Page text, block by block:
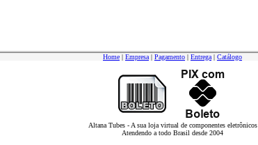
Home | Empresa | Pagamento | Entrega | Catálogo
Altana Tubes - A sua loja virtual de componentes eletrônicos
Atendendo a todo Brasil desde 2004